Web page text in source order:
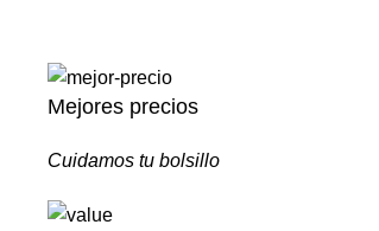
Mejores precios
Cuidamos tu bolsillo